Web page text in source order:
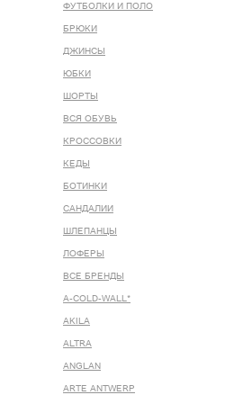
ФУТБОЛКИ И ПОЛО
БРЮКИ
ДЖИНСЫ
ЮБКИ
ШОРТЫ
ВСЯ ОБУВЬ
КРОССОВКИ
КЕДЫ
БОТИНКИ
САНДАЛИИ
ШЛЕПАНЦЫ
ЛОФЕРЫ
ВСЕ БРЕНДЫ
A-COLD-WALL*
AKILA
ALTRA
ANGLAN
ARTE ANTWERP